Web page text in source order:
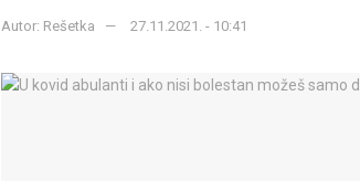
Autor: Rešetka 27.11.2021. - 10:41